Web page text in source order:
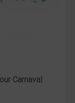
Carnaval